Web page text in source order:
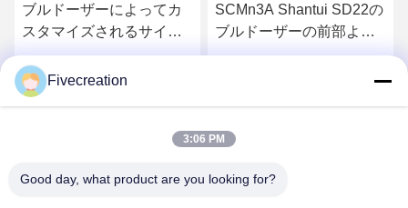
ブルドーザーによってカ
スタマイズされるサイズ
のためのISO9001 Shantui
SD32の下部構造のアイド
ラー
SCMn3A Shantui SD22の
ブルドーザーの前部より
遊んでいるアフター・マ
Fivecreation
3:06 PM
Good day, what product are you looking for?